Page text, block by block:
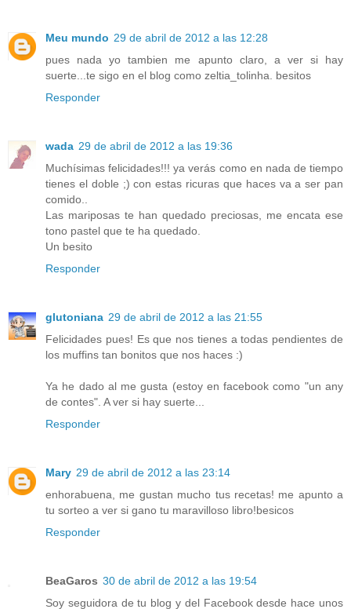
Meu mundo 29 de abril de 2012 a las 12:28
pues nada yo tambien me apunto claro, a ver si hay
suerte...te sigo en el blog como zeltia_tolinha. besitos
Responder
wada 29 de abril de 2012 a las 19:36
Muchísimas felicidades!!! ya verás como en nada de tiempo
tienes el doble ;) con estas ricuras que haces va a ser pan
comido..
Las mariposas te han quedado preciosas, me encata ese
tono pastel que te ha quedado.
Un besito
Responder
glutoniana 29 de abril de 2012 a las 21:55
Felicidades pues! Es que nos tienes a todas pendientes de
los muffins tan bonitos que nos haces :)
Ya he dado al me gusta (estoy en facebook como "un any
de contes". A ver si hay suerte...
Responder
Mary 29 de abril de 2012 a las 23:14
enhorabuena, me gustan mucho tus recetas! me apunto a
tu sorteo a ver si gano tu maravilloso libro!besicos
Responder
BeaGaros 30 de abril de 2012 a las 19:54
Soy seguidora de tu blog y del Facebook desde hace unos